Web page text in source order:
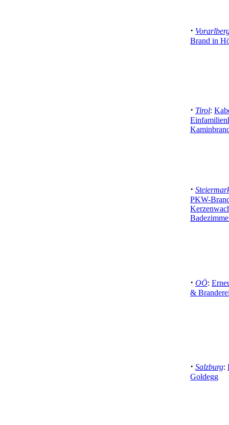
·
Brand in
· Tirol:
·
PKW-
· OÖ:
&
· Salzburg:
Goldegg